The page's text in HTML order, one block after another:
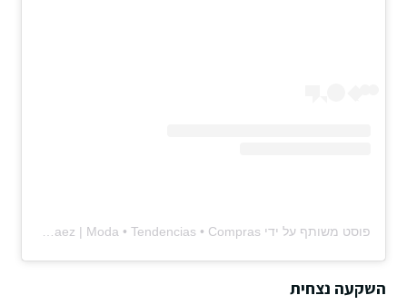
פוסט משותף על ידי ‏‎Elda Landaez | Moda • Tendencias • Compras‎‏ (@‏‎eldalandaez‎‏)
השקעה נצחית